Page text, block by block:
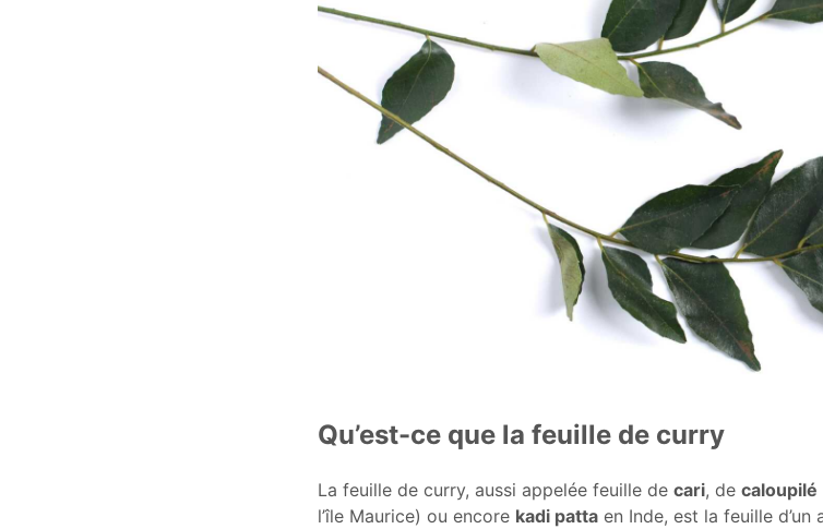
Qu’est-ce que la feuille de curry
La feuille de curry, aussi appelée feuille decari, decaloupilé
l’île Maurice) ou encore kadi patta en Inde, est la feuille